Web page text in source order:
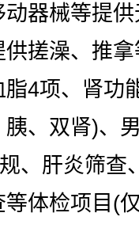
器械等提
搓澡、推
4项、肾功
、双肾)、
、肝炎筛查
体检项目(